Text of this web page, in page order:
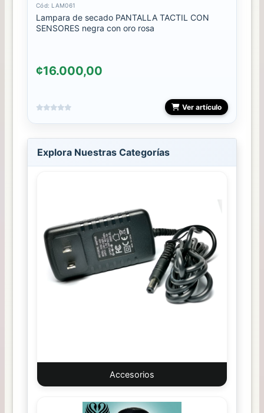
Cód: LAM061
Lampara de secado PANTALLA TACTIL CON
SENSORES negra con oro rosa
¢16.000,00
Ver artículo
Explora Nuestras Categorías
Accesorios